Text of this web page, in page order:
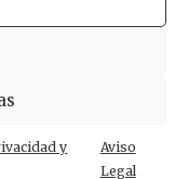
y
Aviso
Legal
Todos los derechos
y cookies
STUDIO